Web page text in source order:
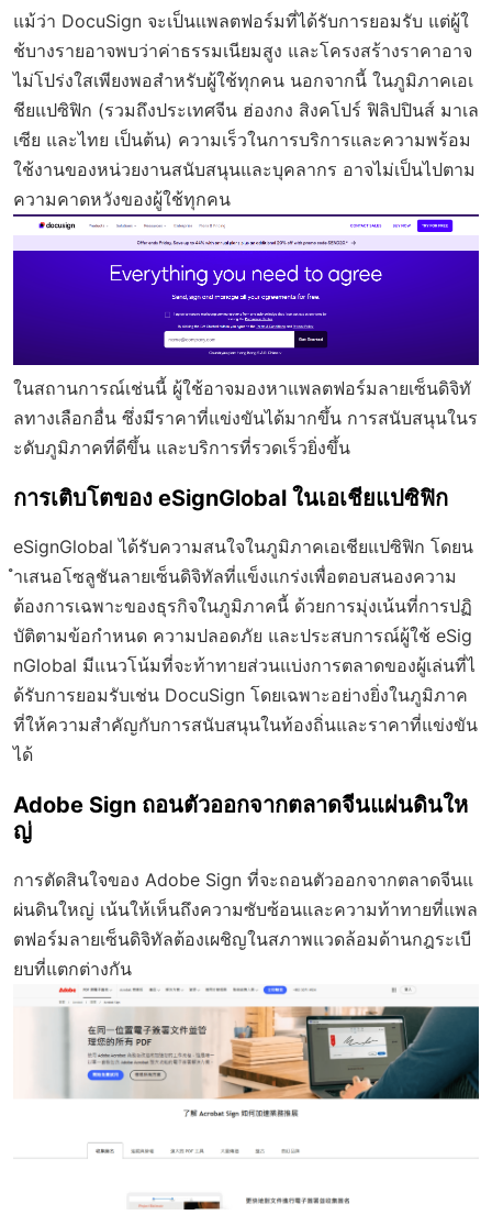
แม้ว่า DocuSign จะเป็นแพลตฟอร์มที่ได้รับการยอมรับ แต่ผู้ใ
ช้บางรายอาจพบว่าค่าธรรมเนียมสูง และโครงสร้างราคาอาจ
ไม่โปร่งใสเพียงพอสำหรับผู้ใช้ทุกคน นอกจากนี้ ในภูมิภาคเอเ
ชียแปซิฟิก (รวมถึงประเทศจีน ฮ่องกง สิงคโปร์ ฟิลิปปินส์ มาเล
เซีย และไทย เป็นต้น) ความเร็วในการบริการและความพร้อม
ใช้งานของหน่วยงานสนับสนุนและบุคลากร อาจไม่เป็นไปตาม
ความคาดหวังของผู้ใช้ทุกคน
ในสถานการณ์เช่นนี้ ผู้ใช้อาจมองหาแพลตฟอร์มลายเซ็นดิจิทั
ลทางเลือกอื่น ซึ่งมีราคาที่แข่งขันได้มากขึ้น การสนับสนุนในร
ะดับภูมิภาคที่ดีขึ้น และบริการที่รวดเร็วยิ่งขึ้น
การเติบโตของ eSignGlobal ในเอเชียแปซิฟิก
eSignGlobal ได้รับความสนใจในภูมิภาคเอเชียแปซิฟิก โดยน
ำเสนอโซลูชันลายเซ็นดิจิทัลที่แข็งแกร่งเพื่อตอบสนองความ
ต้องการเฉพาะของธุรกิจในภูมิภาคนี้ ด้วยการมุ่งเน้นที่การปฏิ
บัติตามข้อกำหนด ความปลอดภัย และประสบการณ์ผู้ใช้ eSig
nGlobal มีแนวโน้มที่จะท้าทายส่วนแบ่งการตลาดของผู้เล่นที่ไ
ด้รับการยอมรับเช่น DocuSign โดยเฉพาะอย่างยิ่งในภูมิภาค
ที่ให้ความสำคัญกับการสนับสนุนในท้องถิ่นและราคาที่แข่งขัน
ได้
Adobe Sign ถอนตัวออกจากตลาดจีนแผ่นดินให
ญ่
การตัดสินใจของ Adobe Sign ที่จะถอนตัวออกจากตลาดจีนแ
ผ่นดินใหญ่ เน้นให้เห็นถึงความซับซ้อนและความท้าทายที่แพล
ตฟอร์มลายเซ็นดิจิทัลต้องเผชิญในสภาพแวดล้อมด้านกฎระเบี
ยบที่แตกต่างกัน